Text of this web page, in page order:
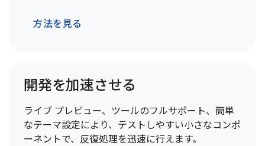
方法を見る
開発を加速させる
ライブ プレビュー、ツールのフルサポート、簡単
なテーマ設定により、テストしやすい小さなコンポ
ーネントで、反復処理を迅速に行えます。